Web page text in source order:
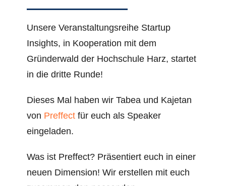
Unsere Veranstaltungsreihe Startup
Insights, in Kooperation mit dem
Gründerwald der Hochschule Harz, startet
in die dritte Runde!
Dieses Mal haben wir Tabea und Kajetan
von Preffect für euch als Speaker
eingeladen.
Was ist Preffect? Präsentiert euch in einer
neuen Dimension! Wir erstellen mit euch